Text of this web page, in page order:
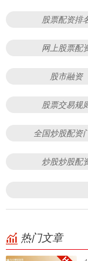
股票配资排
网上股票配
股市融资
股票交易规
全国炒股配资
炒股炒股配
热门文章